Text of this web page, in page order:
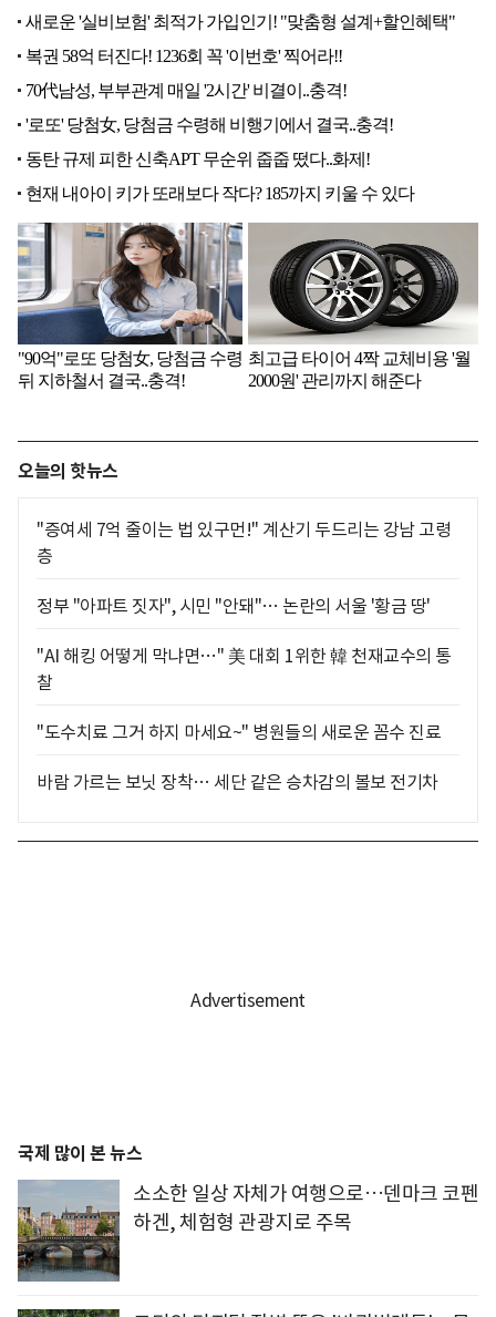
오늘의 핫뉴스
"증여세 7억 줄이는 법 있구먼!" 계산기 두드리는 강남 고령
층
정부 "아파트 짓자", 시민 "안돼"… 논란의 서울 '황금 땅'
"AI 해킹 어떻게 막냐면…" 美 대회 1위한 韓 천재교수의 통
찰
"도수치료 그거 하지 마세요~" 병원들의 새로운 꼼수 진료
바람 가르는 보닛 장착… 세단 같은 승차감의 볼보 전기차
국제 많이 본 뉴스
소소한 일상 자체가 여행으로…덴마크 코펜
하겐, 체험형 관광지로 주목